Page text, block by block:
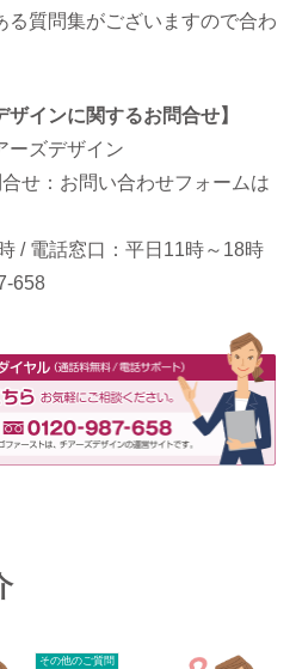
る質問集がございますので合わ
ザインに関するお問合せ】
ーズデザイン
せ：お問い合わせフォームは
/ 電話窓口：平日11時～18時
658
その他のご質問